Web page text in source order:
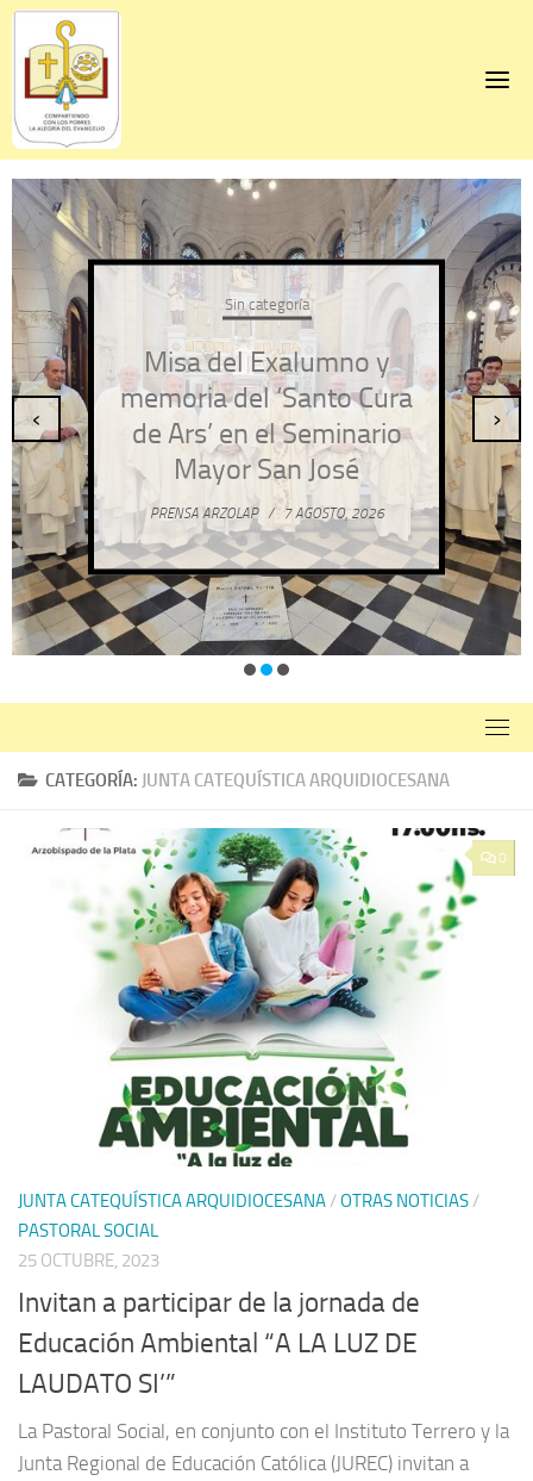
Skip
content
Sin categoría
Misa del Exalumno y
memoria del ‘Santo Cura
de Ars’ en el Seminario
Mayor San José
PRENSA ARZOLAP / 7 AGOSTO, 2026
‹ ›
CATEGORÍA: JUNTA CATEQUÍSTICA ARQUIDIOCESANA
0
JUNTA CATEQUÍSTICA ARQUIDIOCESANA /OTRAS NOTICIAS /
PASTORAL SOCIAL
25 OCTUBRE, 2023
Invitan a participar de la jornada de
Educación Ambiental “A LA LUZ DE
LAUDATO SI’”
La Pastoral Social, en conjunto con el Instituto Terrero y la
Junta Regional de Educación Católica (JUREC) invitan a